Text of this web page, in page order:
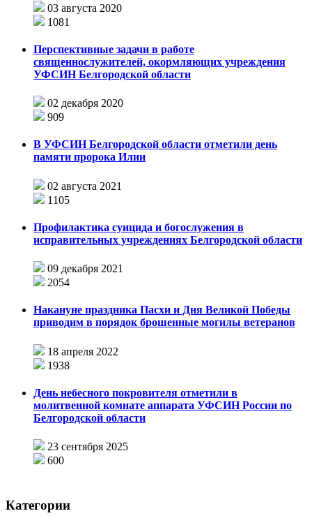
03 августа 2020
1081
Перспективные задачи в работе
священнослужителей, окормляющих учреждения
УФСИН Белгородской области
02 декабря 2020
909
В УФСИН Белгородской области отметили день
памяти пророка Илии
02 августа 2021
1105
Профилактика суицида и богослужения в
исправительных учреждениях Белгородской области
09 декабря 2021
2054
Накануне праздника Пасхи и Дня Великой Победы
приводим в порядок брошенные могилы ветеранов
18 апреля 2022
1938
День небесного покровителя отметили в
молитвенной комнате аппарата УФСИН России по
Белгородской области
23 сентября 2025
600
Категории